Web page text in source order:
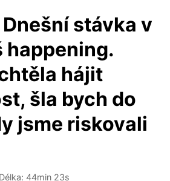
stávka v
happening.
hájit
šla bych do
jsme riskovali
Délka: 44min 23s